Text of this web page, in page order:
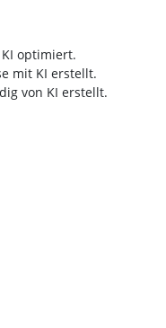
optimiert.
mit KI erstellt.
von KI erstellt.